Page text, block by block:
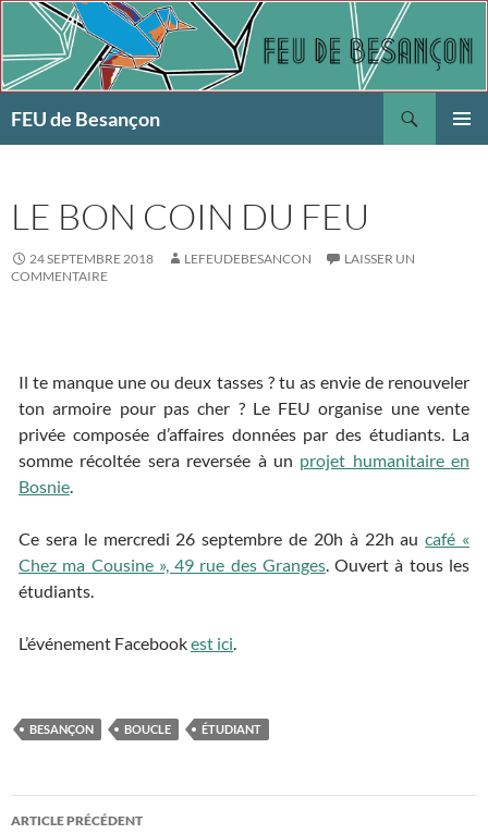
Aller
contenu
FEU de Besançon
LE BON COIN DU FEU
24 SEPTEMBRE 2018 LEFEUDEBESANCON
LAISSER UN
COMMENTAIRE
Il te manque une ou deux tasses ? tu as envie de renouveler
ton armoire pour pas cher ? Le FEU organise une vente
privée composée d’affaires données par des étudiants. La
somme récoltée sera reversée à un projet humanitaire en
Bosnie.
Ce sera le mercredi 26 septembre de 20h à 22h aucafé «
Chez ma Cousine », 49 rue des Granges. Ouvert à tous les
étudiants.
L’événement Facebookest ici.
BESANÇON BOUCLE ÉTUDIANT
ARTICLE PRÉCÉDENT